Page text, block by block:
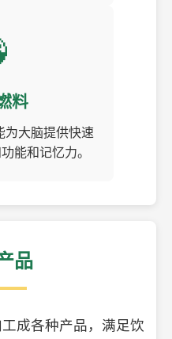
料
为大脑提供快速
能和记忆力。
品
成各种产品，满足饮